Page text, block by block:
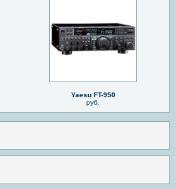
Yaesu FT-950
руб.